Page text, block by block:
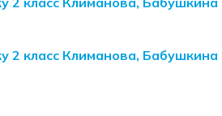
2 класс Климанова,